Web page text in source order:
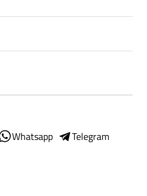
Whatsapp
Telegram